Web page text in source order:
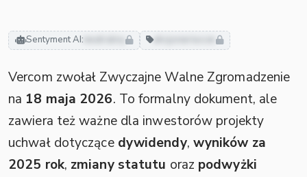
Sentyment AI: neutralny
Vercom zwołał Zwyczajne Walne Zgromadzenie
na 18 maja 2026. To formalny dokument, ale
zawiera też ważne dla inwestorów projekty
uchwał dotyczące dywidendy, wyników za
2025 rok, zmiany statutu oraz podwyżki